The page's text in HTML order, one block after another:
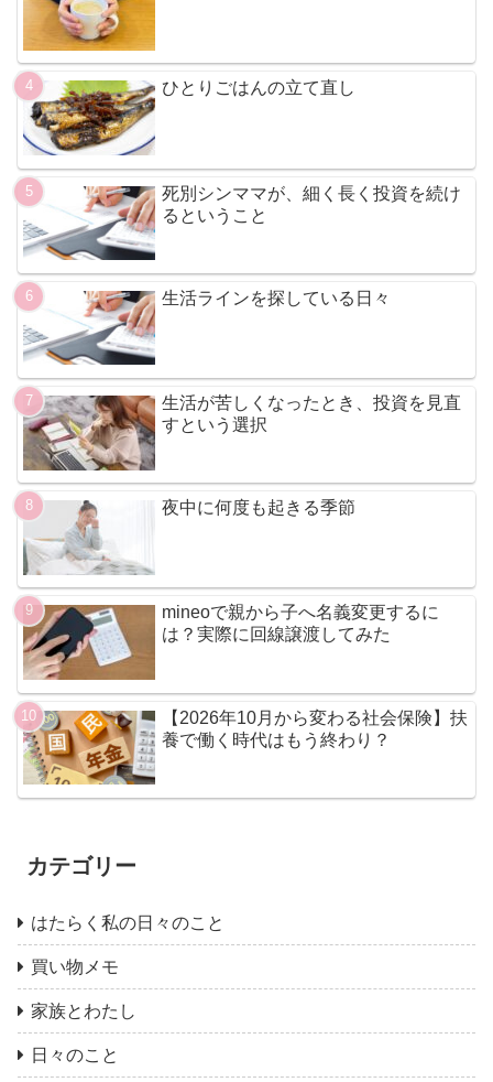
ひとりごはんの立て直し
死別シンママが、細く長く投資を続け
るということ
生活ラインを探している日々
生活が苦しくなったとき、投資を見直
すという選択
夜中に何度も起きる季節
mineoで親から子へ名義変更するに
は？実際に回線譲渡してみた
【2026年10月から変わる社会保険】扶
養で働く時代はもう終わり？
カテゴリー
はたらく私の日々のこと
買い物メモ
家族とわたし
日々のこと